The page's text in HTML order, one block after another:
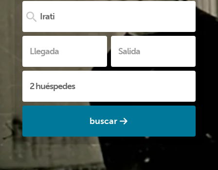
buscar